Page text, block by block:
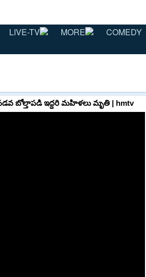
LIVE-TV MORE COMEDY
బోల్తాపడి ఇద్దరి మహిళలు మృతి | hmtv